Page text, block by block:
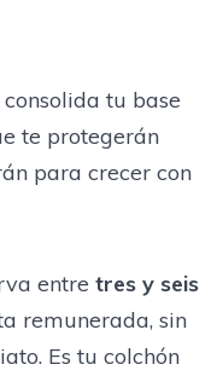
tu base
te protegerán
para crecer con
entre tres y seis
remunerada, sin
Es tu colchón